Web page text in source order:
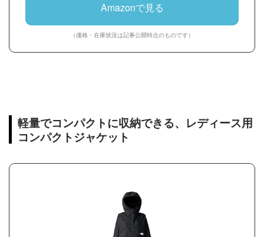
Amazonで見る
（価格・在庫状況は記事公開時点のものです）
軽量でコンパクトに収納できる、レディース用
コンパクトジャケット